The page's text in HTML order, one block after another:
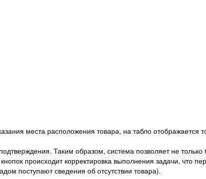
места расположения товара, на табло отображается
Таким образом, система позволяет не только
происходит корректировка выполнения задачи, что
поступают сведения об отсутствии товара).